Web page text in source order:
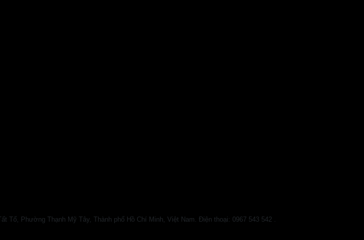
Tố, Phường Thạnh Mỹ Tây, Thành phố Hồ Chí Minh, Việt Nam. Điện thoại: 0967 543 542 .